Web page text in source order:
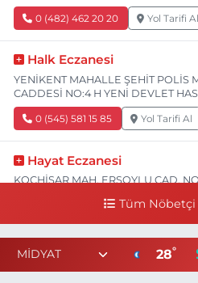
0 (482) 462 20 20 Yol Tarifi Al
Halk Eczanesi
YENİKENT MAHALLE ŞEHİT POLİS
CADDESİ NO:4 H YENİ DEVLET
0 (545) 581 15 85 Yol Tarifi Al
Hayat Eczanesi
KOÇHİSAR MAH. ERSOYLU CAD.
0 (482) 312 74 49 Yol Tarifi Al
Değer Eczanesi
Tüm Nöbetçi
28°